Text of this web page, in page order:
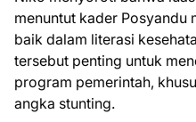
menuntut kader Posyandu
baik dalam literasi
tersebut penting untuk
program pemerintah,
angka stunting.